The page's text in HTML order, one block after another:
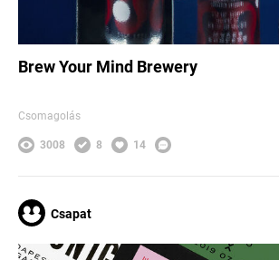
Brew Your Mind Brewery
Csomagolás
3008 8 14
Csapat